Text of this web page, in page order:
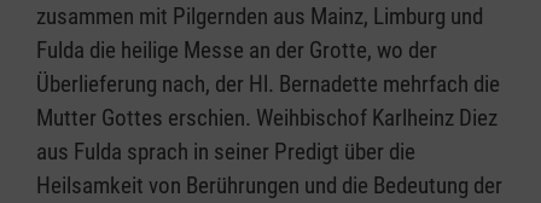
zusammen mit Pilgernden aus Mainz, Limburg und
Fulda die heilige Messe an der Grotte, wo der
Überlieferung nach, der Hl. Bernadette mehrfach die
Mutter Gottes erschien. Weihbischof Karlheinz Diez
aus Fulda sprach in seiner Predigt über die
Heilsamkeit von Berührungen und die Bedeutung der